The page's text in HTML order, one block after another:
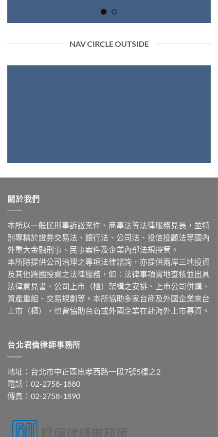
NAV CIRCLE OUTSIDE
關於我們
本所以一般民刑事訴訟案件、商事法等法律服務見長，並特
別專精於證券交易法、銀行法、公司法、投信投顧法等國內
外重大金融刑事、民事案件及企業內部法規控管。
本所除提供公司治理之專項法律諮詢，亦提供兩岸三地投資
及其他跨國投資之法律服務，如：法律事項實地查核並出具
法律意見書、公司上市（櫃）架構之安排、上市公司併購、
資產重組、交易規劃等。本所協助多家台商及外國企業來台
上市（櫃），也曾協助台商或外國企業在赴海外上市募資。
台北君倫律師事務所
地址：台北市中正區忠孝西路一段7號5樓之2
電話：02-2758-1880
傳真：02-2758-1890